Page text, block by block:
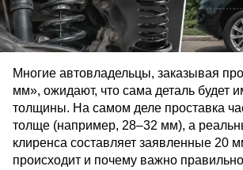
Многие автовладельцы, заказывая
мм», ожидают, что сама деталь будет
толщины. На самом деле проставка
толще (например, 28–32 мм), а
клиренса составляет заявленные 20
происходит и почему важно